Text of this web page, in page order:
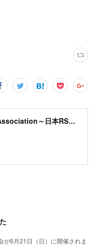
RS Japan Class Association～日本RSクラス協会～
が6月21日（日）に開催されま